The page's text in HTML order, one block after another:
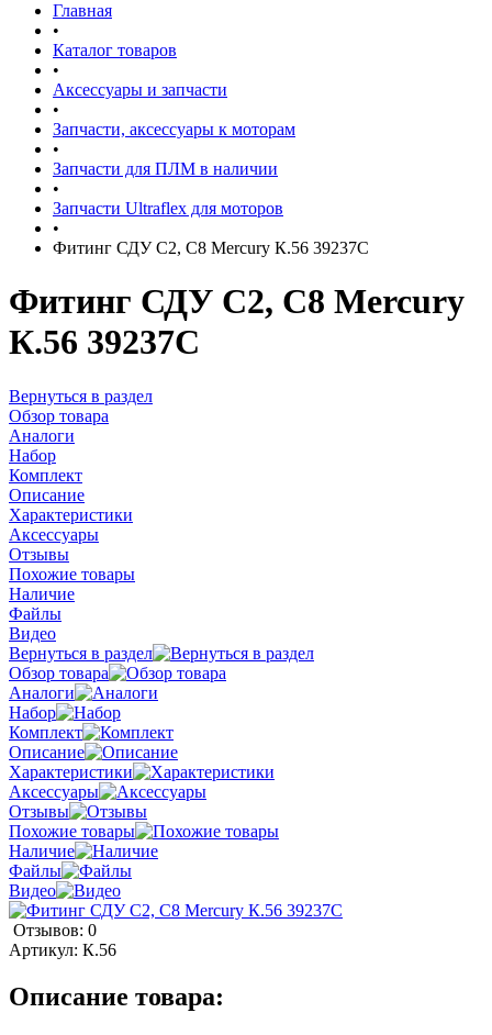
Главная
•
Каталог товаров
•
Аксессуары и запчасти
•
Запчасти, аксессуары к моторам
•
Запчасти для ПЛМ в наличии
•
Запчасти Ultraflex для моторов
•
Фитинг СДУ С2, С8 Mercury К.56 39237C
Фитинг СДУ С2, С8 Mercury
К.56 39237C
Вернуться в раздел
Обзор товара
Аналоги
Набор
Комплект
Описание
Характеристики
Аксессуары
Отзывы
Похожие товары
Наличие
Файлы
Видео
Вернуться в раздел
Обзор товара
Аналоги
Набор
Комплект
Описание
Характеристики
Аксессуары
Отзывы
Похожие товары
Наличие
Файлы
Видео
Отзывов: 0
Артикул: К.56
Описание товара: